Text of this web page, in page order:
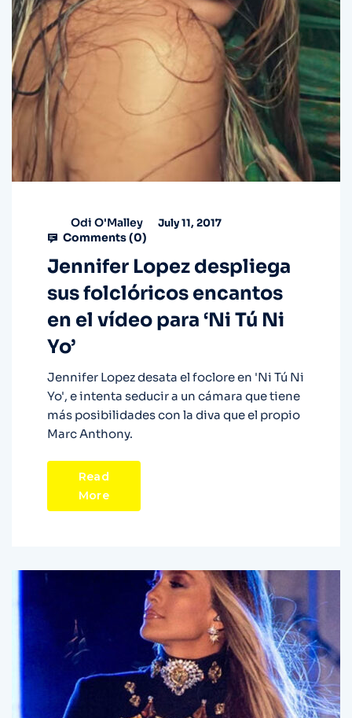
Odi O'Malley July 11, 2017
Comments (0)
Jennifer Lopez despliega
sus folclóricos encantos
en el vídeo para ‘Ni Tú Ni
Yo’
Jennifer Lopez desata el foclore en 'Ni Tú Ni
Yo', e intenta seducir a un cámara que tiene
más posibilidades con la diva que el propio
Marc Anthony.
Read
More